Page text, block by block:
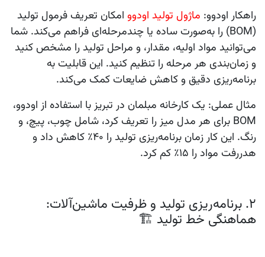
راهکار اودوو: ماژول تولید اودوو امکان تعریف فرمول تولید
(BOM)
را به‌صورت ساده یا چندمرحله‌ای فراهم می‌کند. شما
می‌توانید مواد اولیه، مقدار، و مراحل تولید را مشخص کنید
و زمان‌بندی هر مرحله را تنظیم کنید. این قابلیت به
برنامه‌ریزی دقیق و کاهش ضایعات کمک می‌کند.
مثال عملی: یک کارخانه مبلمان در تبریز با استفاده از اودوو،
BOM برای هر مدل میز را تعریف کرد، شامل چوب، پیچ، و
رنگ. این کار زمان برنامه‌ریزی تولید را 40٪ کاهش داد و
هدررفت مواد را 15٪ کم کرد.
2. برنامه‌ریزی تولید و ظرفیت ماشین‌آلات:
هماهنگی خط تولید 🏗️